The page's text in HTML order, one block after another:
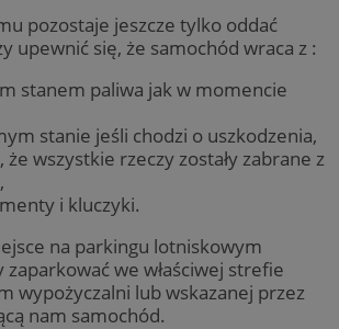
pozostaje jeszcze tylko oddać
upewnić się, że samochód wraca z :
stanem paliwa jak w momencie
stanie jeśli chodzi o uszkodzenia,
że wszystkie rzeczy zostały zabrane z
i kluczyki.
na parkingu lotniskowym
zaparkować we właściwej strefie
wypożyczalni lub wskazanej przez
nam samochód.